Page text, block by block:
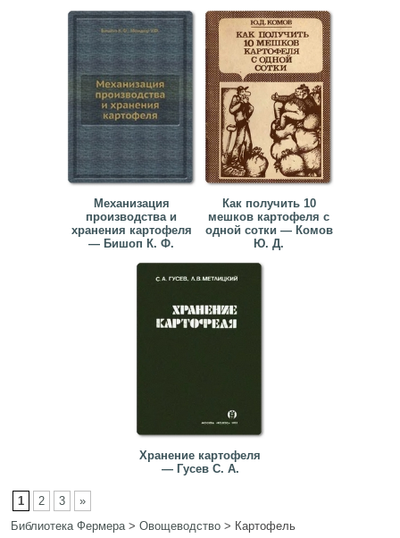
Механизация
производства и
хранения картофеля
— Бишоп К. Ф.
Как получить 10
мешков картофеля с
одной сотки — Комов
Ю. Д.
Хранение картофеля
— Гусев С. А.
1 2 3
»
Библиотека Фермера>Овощеводство > Картофель